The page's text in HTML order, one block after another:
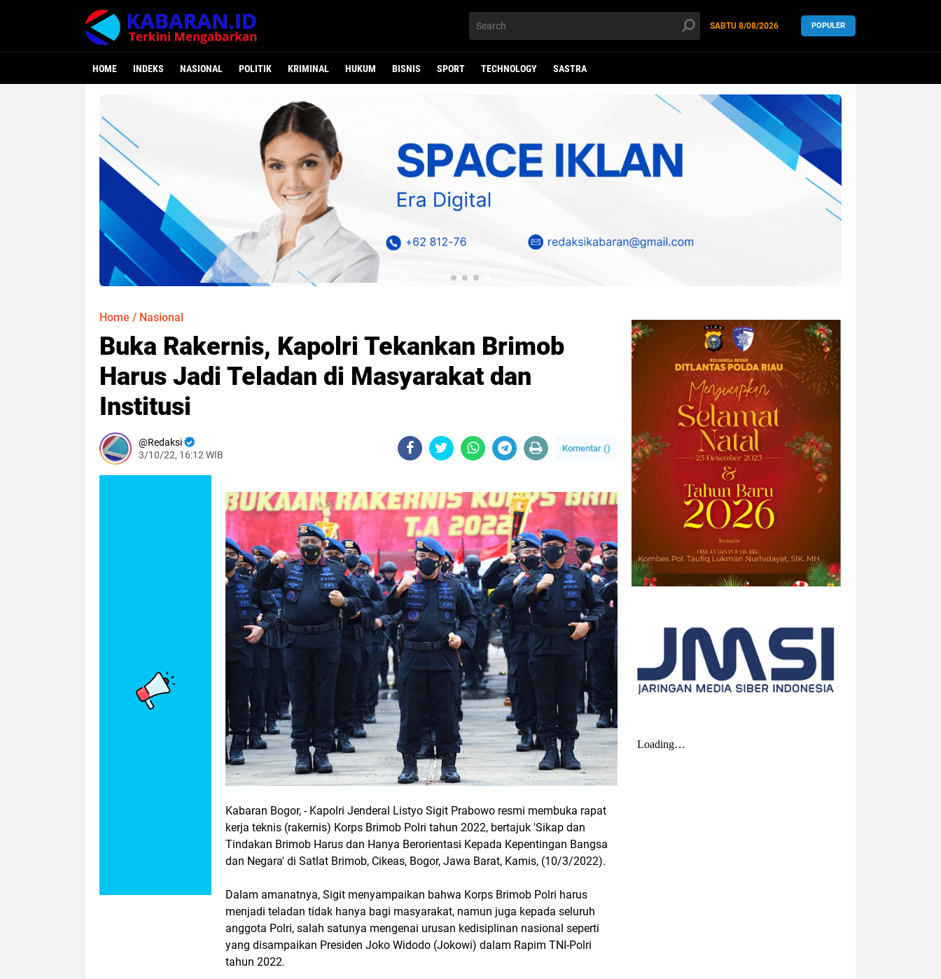
SABTU 8/08/2026 POPULER
HOME INDEKS NASIONAL POLITIK KRIMINAL HUKUM BISNIS SPORT TECHNOLOGY SASTRA
Home / Nasional
Buka Rakernis, Kapolri Tekankan Brimob
Harus Jadi Teladan di Masyarakat dan
Institusi
Redaksi
3/10/22, 16:12 WIB
Komentar ()
Kabaran Bogor, - Kapolri Jenderal Listyo Sigit Prabowo resmi membuka rapat
kerja teknis (rakernis) Korps Brimob Polri tahun 2022, bertajuk 'Sikap dan
Tindakan Brimob Harus dan Hanya Berorientasi Kepada Kepentingan Bangsa
dan Negara' di Satlat Brimob, Cikeas, Bogor, Jawa Barat, Kamis, (10/3/2022).
Dalam amanatnya, Sigit menyampaikan bahwa Korps Brimob Polri harus
menjadi teladan tidak hanya bagi masyarakat, namun juga kepada seluruh
anggota Polri, salah satunya mengenai urusan kedisiplinan nasional seperti
yang disampaikan Presiden Joko Widodo (Jokowi) dalam Rapim TNI-Polri
tahun 2022.